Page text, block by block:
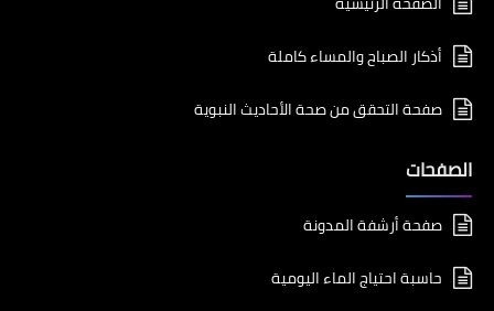
أذكار الصباح والمساء كاملة
صفحة التحقق من صحة الأحاديث النبوية
الصفحات
صفحة أرشفة المدونة
حاسبة احتياج الماء اليومية